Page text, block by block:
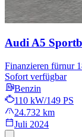
Audi A5
Finanzieren fürnur
Sofort verfügbar
Benzin
110 kW/149 PS
24.732 km
Juli 2024